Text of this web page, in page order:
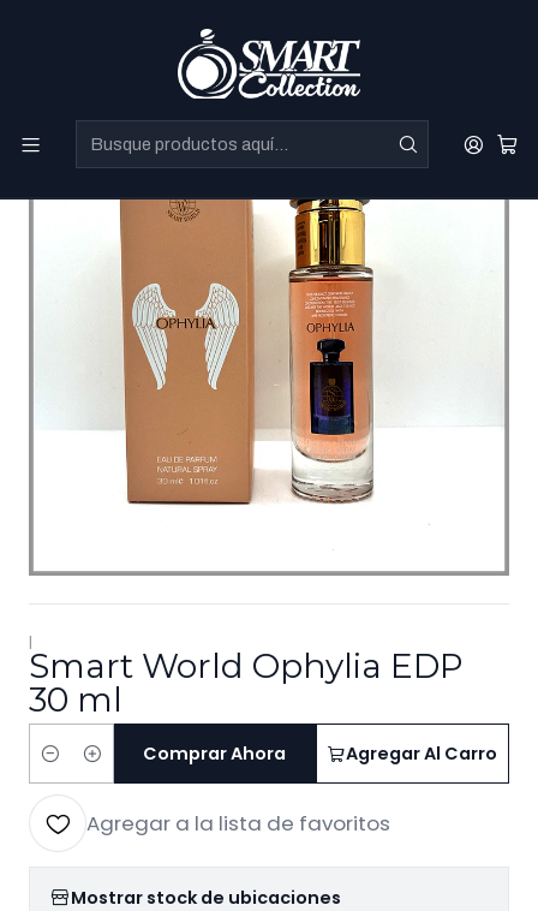
|
Smart World Ophylia EDP
30 ml
Cantidad
Agregar Al Carro
Comprar Ahora
Agregar a la lista de favoritos
Mostrar stock de ubicaciones